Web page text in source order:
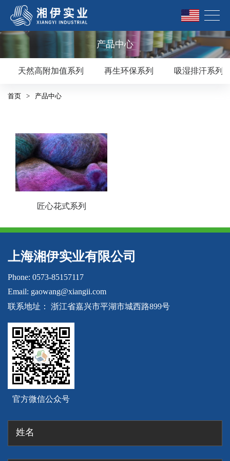
产品中心
天然高附加值系列 再生环保系列 吸湿排汗系列
首页 > 产品中心
匠心花式系列
上海湘伊实业有限公司
Phone: 0573-85157117
Email: gaowang@xiangii.com
联系地址： 浙江省嘉兴市平湖市城西路899号
官方微信公众号